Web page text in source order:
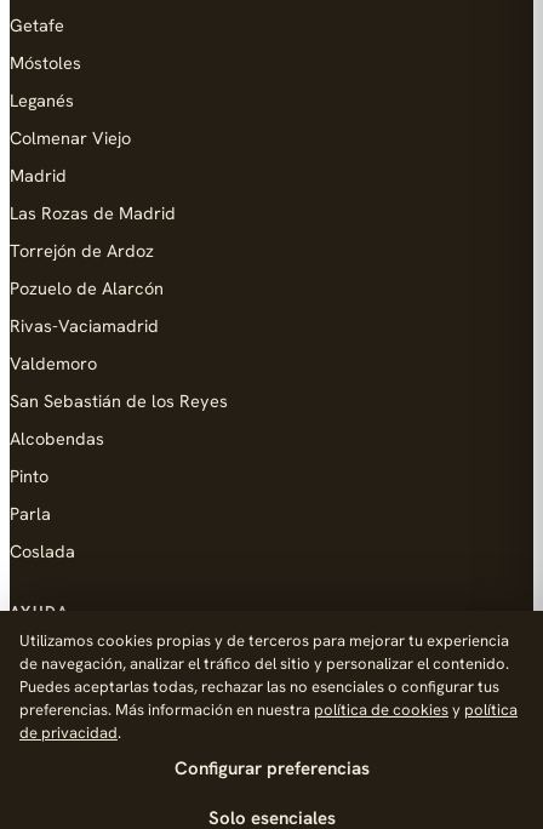
Getafe
Móstoles
Leganés
Colmenar Viejo
Madrid
Las Rozas de Madrid
Torrejón de Ardoz
Pozuelo de Alarcón
Rivas-Vaciamadrid
Valdemoro
San Sebastián de los Reyes
Alcobendas
Pinto
Parla
Coslada
AYUDA
Añadir empresa
Contacto
Política de Privacidad
Utilizamos cookies propias y de terceros para mejorar tu experiencia
de navegación, analizar el tráfico del sitio y personalizar el contenido.
Puedes aceptarlas todas, rechazar las no esenciales o configurar tus
preferencias. Más información en nuestra política de cookiesy política
de privacidad.
Configurar preferencias
Solo esenciales